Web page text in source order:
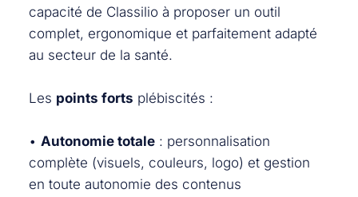
capacité de Classilio à proposer un outil
complet, ergonomique et parfaitement adapté
au secteur de la santé.
Les points forts plébiscités :
• Autonomie totale: personnalisation
complète (visuels, couleurs, logo) et gestion
en toute autonomie des contenus